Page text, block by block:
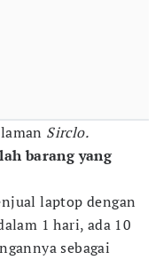
Sirclo.
barang yang
laptop dengan
1 hari, ada 10
sebagai